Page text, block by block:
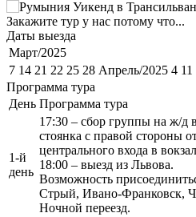
Закажите тур у нас потому что...
Даты выезда
Март/2025
7 14 21 22 25 28 Апрель/2025 4 11
Программа тура
День Программа тура
1-й
день
17:30 – сбор группы на ж/д
стоянка с правой стороны
центрального входа в
18:00 – выезд из Львова.
Возможность
Стрый, Ивано-Франковск,
Ночной переезд.